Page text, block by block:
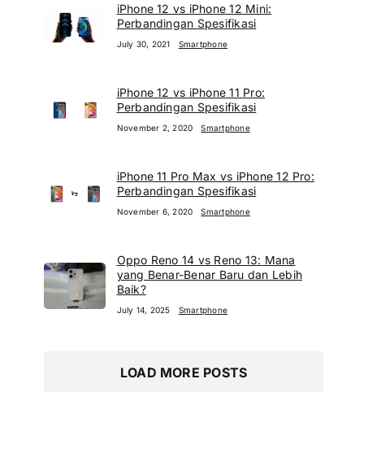
iPhone 12 vs iPhone 12 Mini:
Perbandingan Spesifikasi
July 30, 2021 Smartphone
iPhone 12 vs iPhone 11 Pro:
Perbandingan Spesifikasi
November 2, 2020 Smartphone
iPhone 11 Pro Max vs iPhone 12 Pro:
Perbandingan Spesifikasi
November 6, 2020 Smartphone
Oppo Reno 14 vs Reno 13: Mana
yang Benar-Benar Baru dan Lebih
Baik?
July 14, 2025 Smartphone
LOAD MORE POSTS